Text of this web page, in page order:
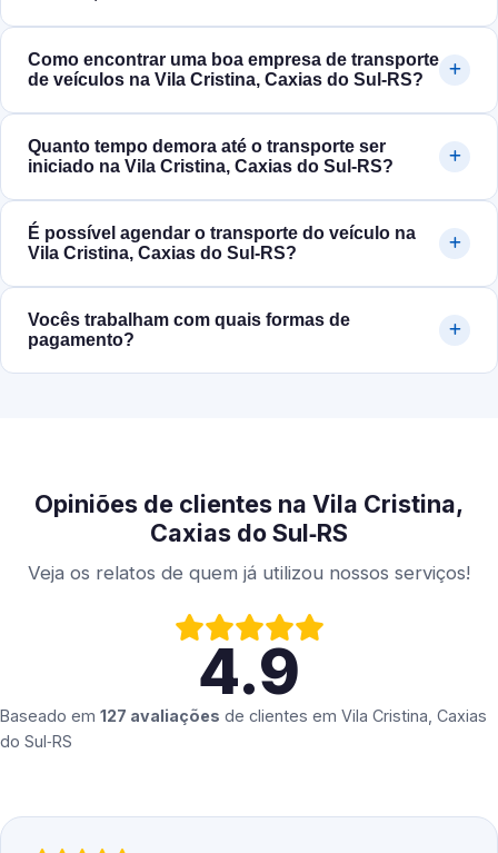
Como encontrar uma boa empresa de transporte
de veículos na Vila Cristina, Caxias do Sul‑RS?
Quanto tempo demora até o transporte ser
iniciado na Vila Cristina, Caxias do Sul‑RS?
É possível agendar o transporte do veículo na
Vila Cristina, Caxias do Sul‑RS?
Vocês trabalham com quais formas de
pagamento?
Opiniões de clientes na Vila Cristina,
Caxias do Sul‑RS
Veja os relatos de quem já utilizou nossos serviços!
4.9
Baseado em 127 avaliações de clientes em Vila Cristina, Caxias
do Sul‑RS